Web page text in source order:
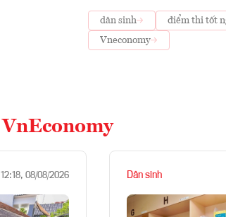
dân sinh điểm thi tốt
Vneconomy
VnEconomy
12:18, 08/08/2026 Dân sinh